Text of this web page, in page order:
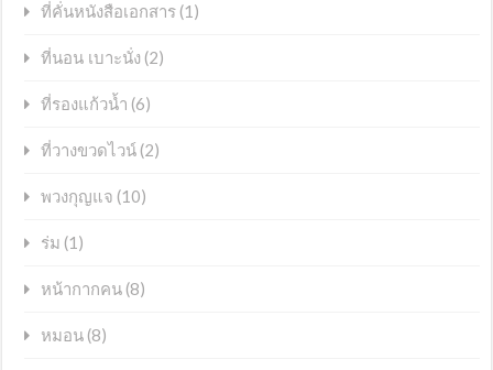
ที่คั่นหนังสือเอกสาร (1)
ที่นอน เบาะนั่ง (2)
ที่รองแก้วน้ำ (6)
ที่วางขวดไวน์ (2)
พวงกุญแจ (10)
ร่ม (1)
หน้ากากคน (8)
หมอน (8)